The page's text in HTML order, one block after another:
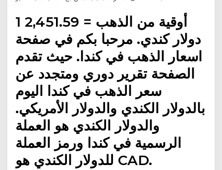
1 أوقية من الذهب = 2,451.59
دولار كندي. مرحبا بكم في صفحة
اسعار الذهب في كندا. حيث تقدم
الصفحة تقرير دوري ومتجدد عن
سعر الذهب في كندا اليوم
بالدولار الكندي والدولار الأمريكي.
والدولار الكندي هو العملة
الرسمية في كندا ورمز العملة
للدولار الكندي هو CAD.